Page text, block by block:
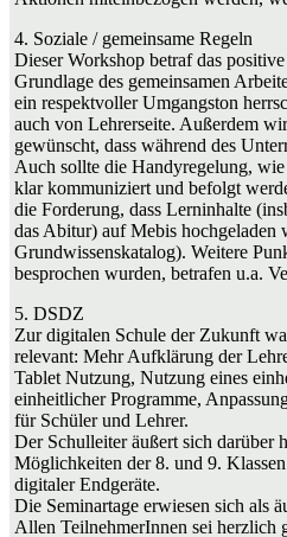
4. Soziale / gemeinsame Regeln
Dieser Workshop betraf das
Grundlage des gemeinsamen
ein respektvoller Umgangston
auch von Lehrerseite. Außerdem
gewünscht, dass während des
Auch sollte die Handyregelung,
klar kommuniziert und befolgt
die Forderung, dass Lerninhalte
das Abitur) auf Mebis hochgeladen
Grundwissenskatalog). Weitere
besprochen wurden, betrafen u.a.
5. DSDZ
Zur digitalen Schule der Zukunft
relevant: Mehr Aufklärung der
Tablet Nutzung, Nutzung eines
einheitlicher Programme,
für Schüler und Lehrer.
Der Schulleiter äußert sich darüber
Möglichkeiten der 8. und 9.
digitaler Endgeräte.
Die Seminartage erwiesen sich als
Allen TeilnehmerInnen sei herzlich